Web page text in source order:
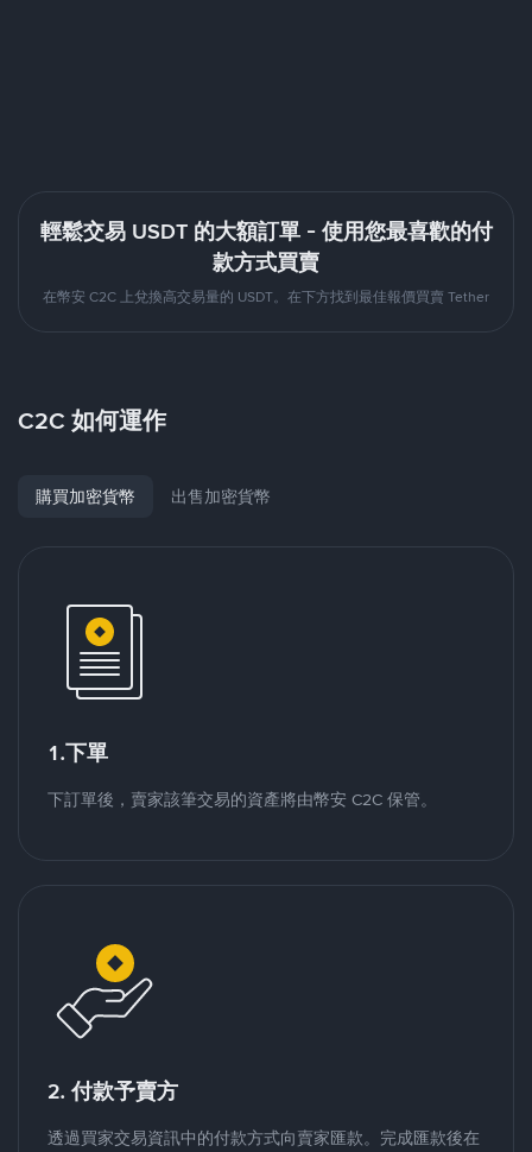
輕鬆交易 USDT 的大額訂單 - 使用您最喜歡的付
款方式買賣
在幣安 C2C 上兌換高交易量的 USDT。在下方找到最佳報價買賣 Tether
C2C 如何運作
購買加密貨幣 出售加密貨幣
1.下單
下訂單後，賣家該筆交易的資產將由幣安 C2C 保管。
2. 付款予賣方
透過買家交易資訊中的付款方式向賣家匯款。完成匯款後在